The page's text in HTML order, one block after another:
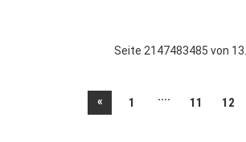
Seite 2147483485 von 13.
« 1 .... 11 12